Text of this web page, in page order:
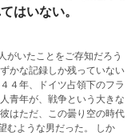
はいない。
がいたことをご存知だろう
かな記録しか残っていない
４年、ドイツ占領下のフラ
青年が、戦争という大きな
はただ、この曇り空の時代
むような男だった。 しか